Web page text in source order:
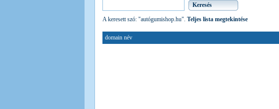
A keresett szó: "autógumishop.hu". Teljes lista megtekintése
domain név